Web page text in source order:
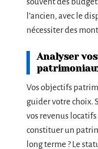
l’ancien, avec le
nécessiter des
Analyser
Vos objectifs
guider votre choix.
vos revenus
constituer un
long terme ? Le